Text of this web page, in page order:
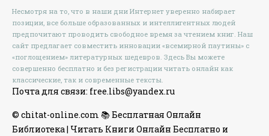
Несмотря на то, что в наши дни Интернет уверенно набирает
позиции, все больше образованных и интеллигентных людей
предпочитают проводить свободное время за чтением книг. Наш
сайт предлагает совместить инновации «всемирной паутины» с
«поглощением» литературных шедевров. Здесь Вы можете
совершенно бесплатно и без регистрации читать онлайн как
классические, так и современные тексты.
Почта для связи: free.libs@yandex.ru
© chitat-online.com 📚 Бесплатная Онлайн
Библиотека | Читать Книги Онлайн Бесплатно и